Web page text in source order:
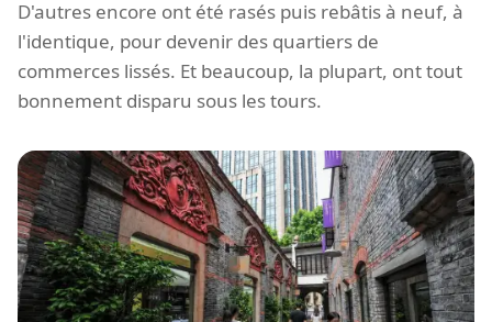
D'autres encore ont été rasés puis rebâtis à neuf, à
l'identique, pour devenir des quartiers de
commerces lissés. Et beaucoup, la plupart, ont tout
bonnement disparu sous les tours.